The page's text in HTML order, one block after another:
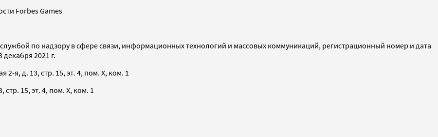
Forbes Games
по надзору в сфере связи, информационных технологий и массовых коммуникаций, регистрационный номер и дата
2021 г.
я, д. 13, стр. 15, эт. 4, пом. X, ком. 1
15, эт. 4, пом. X, ком. 1